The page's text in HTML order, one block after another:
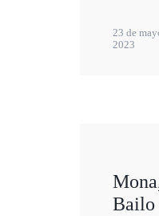
23 de
2023
Bailo